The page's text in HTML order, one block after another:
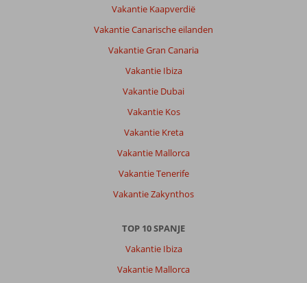
Vakantie Kaapverdië
Vakantie Canarische eilanden
Vakantie Gran Canaria
Vakantie Ibiza
Vakantie Dubai
Vakantie Kos
Vakantie Kreta
Vakantie Mallorca
Vakantie Tenerife
Vakantie Zakynthos
TOP 10 SPANJE
Vakantie Ibiza
Vakantie Mallorca